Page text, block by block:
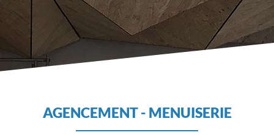
AGENCEMENT - MENUISERIE